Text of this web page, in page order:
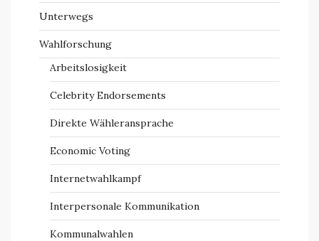
Unterwegs
Wahlforschung
Arbeitslosigkeit
Celebrity Endorsements
Direkte Wähleransprache
Economic Voting
Internetwahlkampf
Interpersonale Kommunikation
Kommunalwahlen